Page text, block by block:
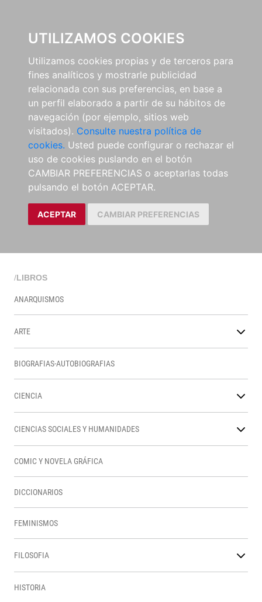
UTILIZAMOS COOKIES
Utilizamos cookies propias y de terceros para
fines analíticos y mostrarle publicidad
relacionada con sus preferencias, en base a
un perfil elaborado a partir de su hábitos de
navegación (por ejemplo, sitios web
visitados). Consulte nuestra política de
cookies. Usted puede configurar o rechazar el
uso de cookies puslando en el botón
CAMBIAR PREFERENCIAS o aceptarlas todas
pulsando el botón ACEPTAR.
ACEPTAR CAMBIAR PREFERENCIAS
/LIBROS
ANARQUISMOS
ARTE
BIOGRAFIAS-AUTOBIOGRAFIAS
CIENCIA
CIENCIAS SOCIALES Y HUMANIDADES
COMIC Y NOVELA GRÁFICA
DICCIONARIOS
FEMINISMOS
FILOSOFIA
HISTORIA